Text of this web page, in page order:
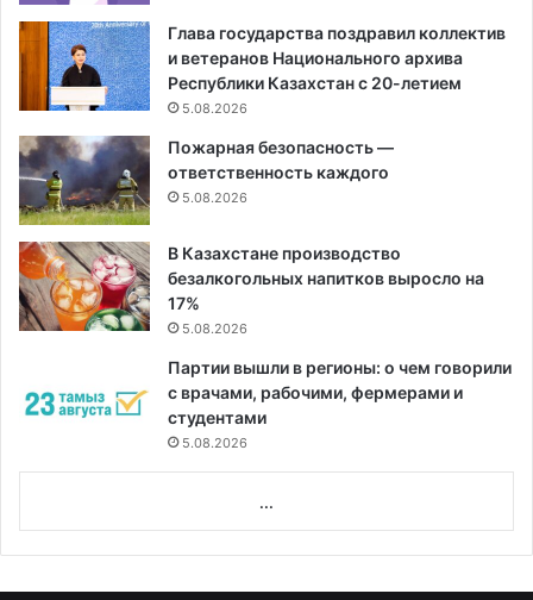
Глава государства поздравил коллектив
и ветеранов Национального архива
Республики Казахстан с 20-летием
5.08.2026
Пожарная безопасность —
ответственность каждого
5.08.2026
В Казахстане производство
безалкогольных напитков выросло на
17%
5.08.2026
Партии вышли в регионы: о чем говорили
с врачами, рабочими, фермерами и
студентами
5.08.2026
...